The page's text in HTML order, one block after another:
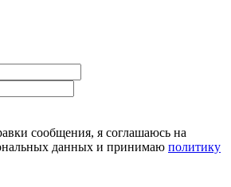
сообщения, я соглашаюсь на
данных и принимаю политику